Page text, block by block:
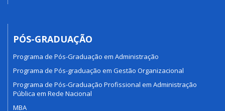
PÓS-GRADUAÇÃO
Programa de Pós-Graduação em Administração
Programa de Pós-graduação em Gestão Organizacional
Programa de Pós-Graduação Profissional em Administração
Pública em Rede Nacional
MBA